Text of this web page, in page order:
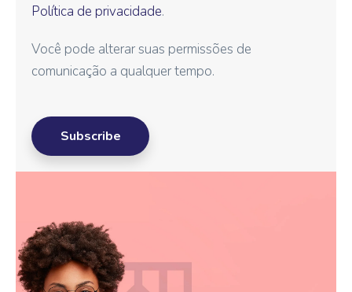
Política de privacidade.
Você pode alterar suas permissões de
comunicação a qualquer tempo.